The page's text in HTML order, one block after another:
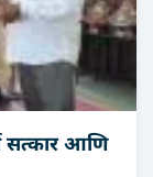
सत्कार आणि